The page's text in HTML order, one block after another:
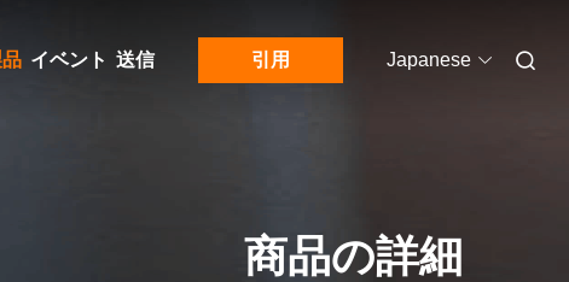
イベント 送信 引用 Japanese
商品の詳細